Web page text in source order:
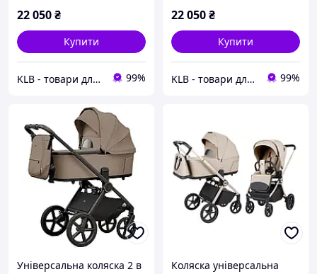
22 050₴
Купити
KLB - товари для дому, дітей та тварин 99%
22 050₴
Купити
KLB - товари для дому, дітей та тварин 99%
Універсальна коляска 2 в
Коляска універсальна